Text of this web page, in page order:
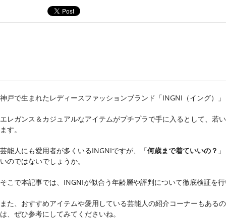
神戸で生まれたレディースファッションブランド「INGNI（イング）」
エレガンス＆カジュアルなアイテムがプチプラで手に入るとして、若
ます。
芸能人にも愛用者が多くいるINGNIですが、「何歳まで着ていいの？
いのではないでしょうか。
そこで本記事では、INGNIが似合う年齢層や評判について徹底検証を
また、おすすめアイテムや愛用している芸能人の紹介コーナーもある
は、ぜひ参考にしてみてくださいね。